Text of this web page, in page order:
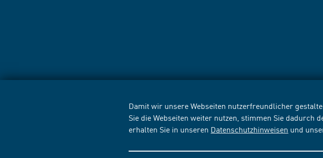
Damit wir unsere Webseiten nutzerfreundlicher
Sie die Webseiten weiter nutzen, stimmen Sie dadurch
erhalten Sie in unseren Datenschutzhinweisen und